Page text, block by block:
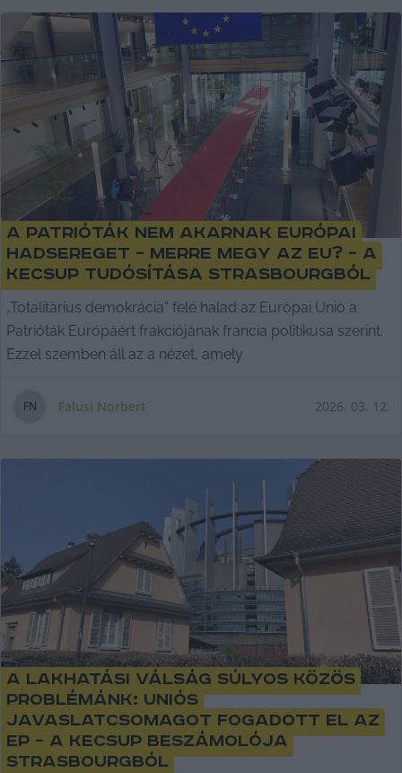
A Patrióták nem akarnak európai
hadsereget – merre megy az EU? – a
KecsUP tudósítása Strasbourgból
„Totalitárius demokrácia” felé halad az Európai Unió a
Patrióták Európáért frakciójának francia politikusa szerint.
Ezzel szemben áll az a nézet, amely
FN Falusi Norbert 2026. 03. 12.
A lakhatási válság súlyos közös
problémánk: uniós
javaslatcsomagot fogadott el az
EP – a KecsUP beszámolója
Strasbourgból